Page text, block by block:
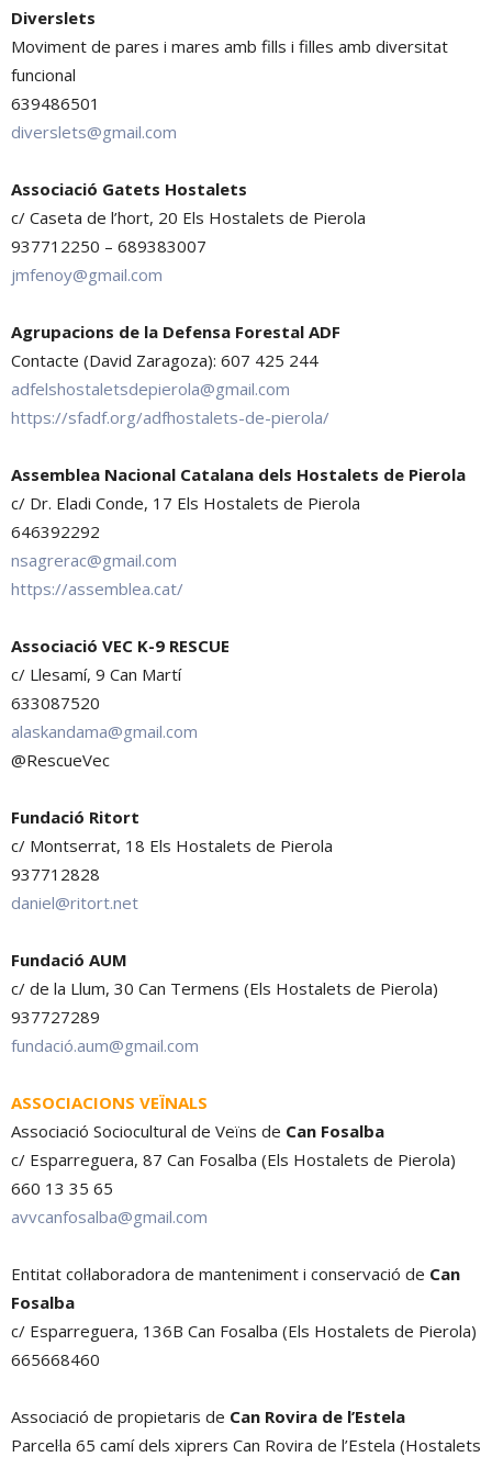
Diverslets
Moviment de pares i mares amb fills i filles amb diversitat
funcional
639486501
diverslets@gmail.com
Associació Gatets Hostalets
c/ Caseta de l’hort, 20 Els Hostalets de Pierola
937712250 – 689383007
jmfenoy@gmail.com
Agrupacions de la Defensa Forestal ADF
Contacte (David Zaragoza): 607 425 244
adfelshostaletsdepierola@gmail.com
https://sfadf.org/adfhostalets-de-pierola/
Assemblea Nacional Catalana dels Hostalets de Pierola
c/ Dr. Eladi Conde, 17 Els Hostalets de Pierola
646392292
nsagrerac@gmail.com
https://assemblea.cat/
Associació VEC K-9 RESCUE
c/ Llesamí, 9 Can Martí
633087520
alaskandama@gmail.com
@RescueVec
Fundació Ritort
c/ Montserrat, 18 Els Hostalets de Pierola
937712828
daniel@ritort.net
Fundació AUM
c/ de la Llum, 30 Can Termens (Els Hostalets de Pierola)
937727289
fundació.aum@gmail.com
ASSOCIACIONS VEÏNALS
Associació Sociocultural de Veïns de Can Fosalba
c/ Esparreguera, 87 Can Fosalba (Els Hostalets de Pierola)
660 13 35 65
avvcanfosalba@gmail.com
Entitat col·laboradora de manteniment i conservació de Can
Fosalba
c/ Esparreguera, 136B Can Fosalba (Els Hostalets de Pierola)
665668460
Associació de propietaris de Can Rovira de l’Estela
Parcel·la 65 camí dels xiprers Can Rovira de l’Estela (Hostalets